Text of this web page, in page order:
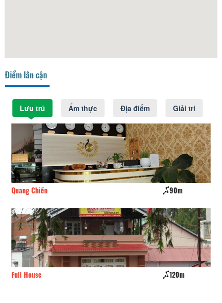
Điểm lân cận
Lưu trú Ẩm thực Địa điểm Giải trí
Quang Chiến 90m
Full House 120m